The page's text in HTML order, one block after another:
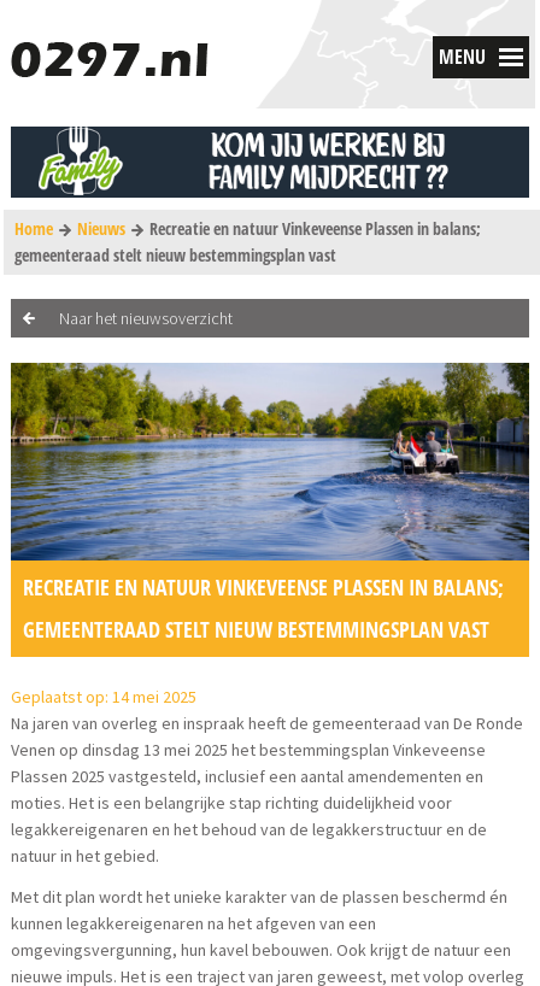
MENU
Home Nieuws
Recreatie en natuur Vinkeveense Plassen in balans;
gemeenteraad stelt nieuw bestemmingsplan vast
Naar het nieuwsoverzicht
RECREATIE EN NATUUR VINKEVEENSE PLASSEN IN BALANS;
GEMEENTERAAD STELT NIEUW BESTEMMINGSPLAN VAST
Geplaatst op: 14 mei 2025
Na jaren van overleg en inspraak heeft de gemeenteraad van De Ronde
Venen op dinsdag 13 mei 2025 het bestemmingsplan Vinkeveense
Plassen 2025 vastgesteld, inclusief een aantal amendementen en
moties. Het is een belangrijke stap richting duidelijkheid voor
legakkereigenaren en het behoud van de legakkerstructuur en de
natuur in het gebied.
Met dit plan wordt het unieke karakter van de plassen beschermd én
kunnen legakkereigenaren na het afgeven van een
omgevingsvergunning, hun kavel bebouwen. Ook krijgt de natuur een
nieuwe impuls. Het is een traject van jaren geweest, met volop overleg